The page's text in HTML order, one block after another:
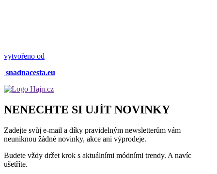
vytvořeno od
snadnacesta.eu
NENECHTE SI UJÍT NOVINKY
Zadejte svůj e-mail a díky pravidelným newsletterům vám
neuniknou žádné novinky, akce ani výprodeje.
Budete vždy držet krok s aktuálními módními trendy. A navíc
ušetříte.